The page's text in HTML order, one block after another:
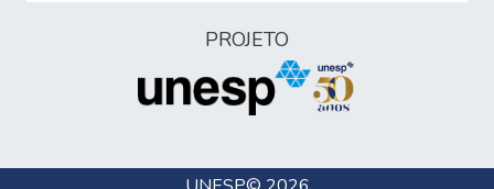
PROJETO